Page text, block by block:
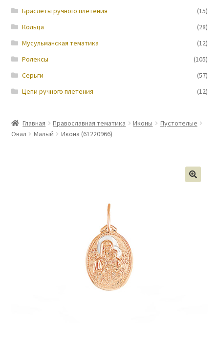
Браслеты ручного плетения
(15)
Кольца
(28)
Мусульманская тематика
(12)
Ролексы
(105)
Серьги
(57)
Цепи ручного плетения
(12)
Главная Православная тематика Иконы
Пустотелые
Овал
Малый Икона (61220966)